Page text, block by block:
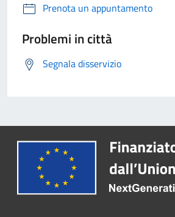
Prenota un appuntamento
Problemi in città
Segnala disservizio